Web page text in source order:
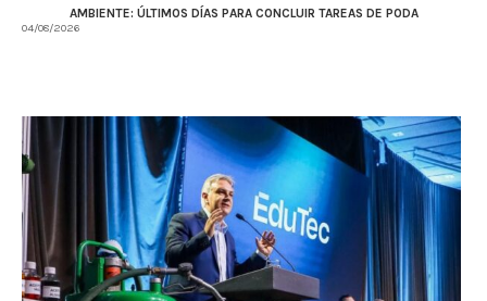
AMBIENTE: ÚLTIMOS DÍAS PARA CONCLUIR TAREAS DE PODA
04/08/2026